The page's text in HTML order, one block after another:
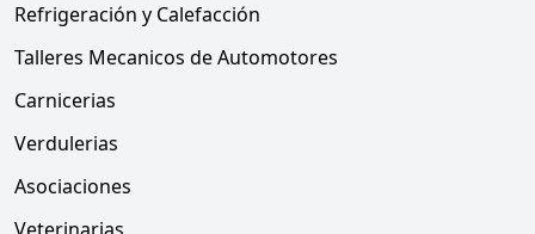
Refrigeración y Calefacción
Talleres Mecanicos de Automotores
Carnicerias
Verdulerias
Asociaciones